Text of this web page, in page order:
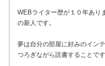
WEBライター歴が１０年あり
の新人です。
夢は自分の部屋に好みのイン
つろぎながら読書することです